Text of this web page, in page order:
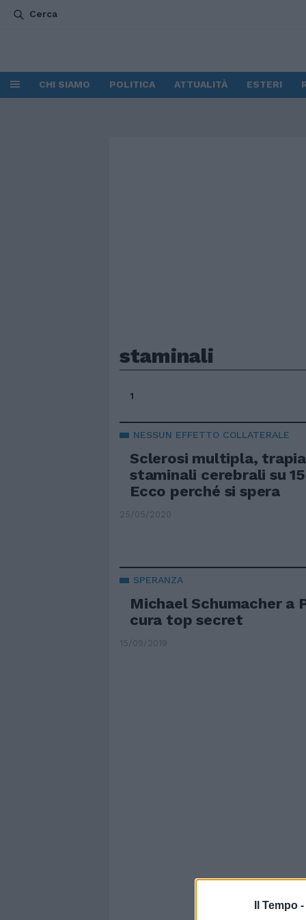
Il Tempo -
Cerca
CHI SIAMO POLITICA ATTUALITÀ ESTERI
staminali
1
NESSUN EFFETTO COLLATERALE
Sclerosi multipla,
staminali cerebrali su
Ecco perché si spera
25/05/2020
SPERANZA
Michael Schumacher a
cura top secret
15/09/2019